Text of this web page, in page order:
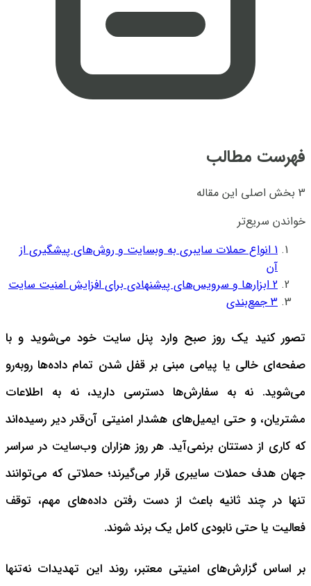
فهرست مطالب
3 بخش اصلی این مقاله
خواندن سریع‌تر
1 انواع حملات سایبری به وبسایت و روش‌های پیشگیری از
آن
2 ابزارها و سرویس‌های پیشنهادی برای افزایش امنیت سایت
3 جمع‌بندی
تصور کنید یک روز صبح وارد پنل سایت خود می‌شوید و با
صفحه‌ای خالی یا پیامی مبنی بر قفل شدن تمام داده‌ها روبه‌رو
می‌شوید. نه به سفارش‌ها دسترسی دارید، نه به اطلاعات
مشتریان، و حتی ایمیل‌های هشدار امنیتی آن‌قدر دیر رسیده‌اند
که کاری از دستتان برنمی‌آید. هر روز هزاران وب‌سایت در سراسر
جهان هدف حملات سایبری قرار می‌گیرند؛ حملاتی که می‌توانند
تنها در چند ثانیه باعث از دست رفتن داده‌های مهم، توقف
فعالیت یا حتی نابودی کامل یک برند شوند.
بر اساس گزارش‌های امنیتی معتبر، روند این تهدیدات نه‌تنها